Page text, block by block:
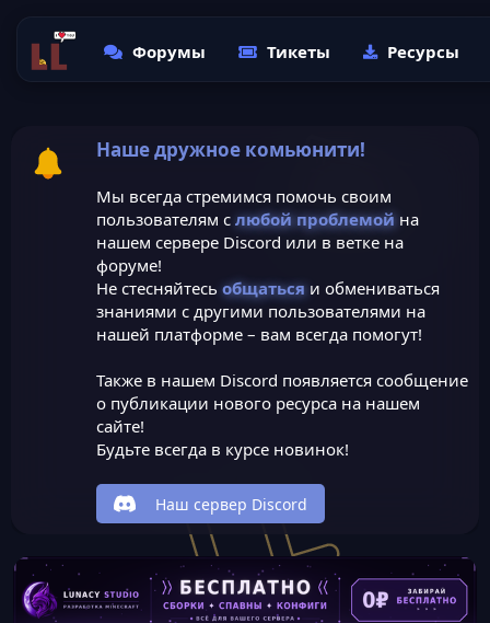
Форумы Тикеты Ресурсы
Наше дружное комьюнити!
Мы всегда стремимся помочь своим
пользователям с любой проблемойна
нашем сервере Discord или в ветке на
форуме!
Не стесняйтесь общатьсяи обмениваться
знаниями с другими пользователями на
нашей платформе – вам всегда помогут!
Также в нашем Discord появляется сообщение
о публикации нового ресурса на нашем
сайте!
Будьте всегда в курсе новинок!
Наш сервер Discord